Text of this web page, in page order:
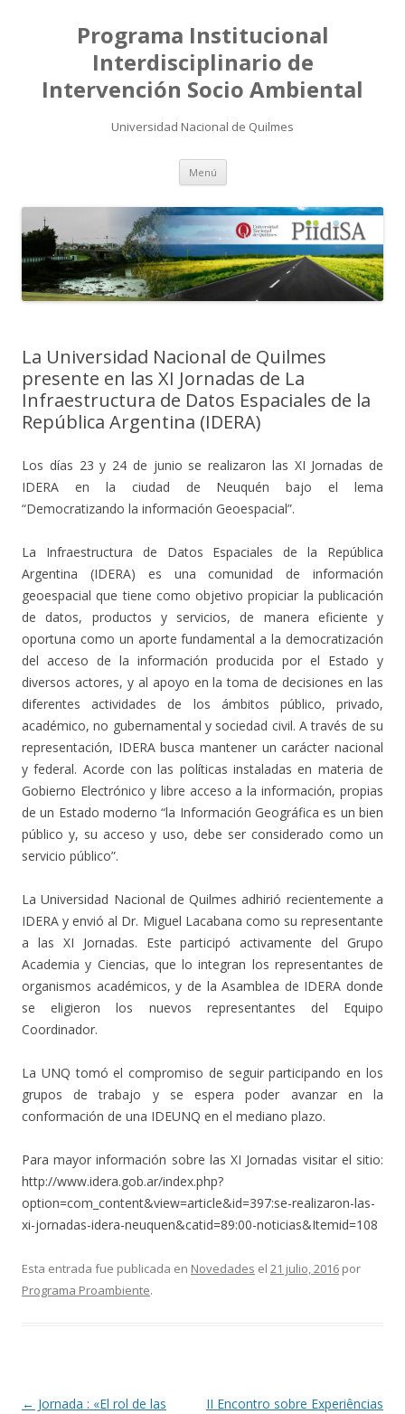
Programa Institucional
Interdisciplinario de
Intervención Socio Ambiental
Universidad Nacional de Quilmes
Menú Saltar
contenido
La Universidad Nacional de Quilmes
presente en las XI Jornadas de La
Infraestructura de Datos Espaciales de la
República Argentina (IDERA)
Los días 23 y 24 de junio se realizaron las XI Jornadas de
IDERA en la ciudad de Neuquén bajo el lema
“Democratizando la información Geoespacial”.
La Infraestructura de Datos Espaciales de la República
Argentina (IDERA) es una comunidad de información
geoespacial que tiene como objetivo propiciar la publicación
de datos, productos y servicios, de manera eficiente y
oportuna como un aporte fundamental a la democratización
del acceso de la información producida por el Estado y
diversos actores, y al apoyo en la toma de decisiones en las
diferentes actividades de los ámbitos público, privado,
académico, no gubernamental y sociedad civil. A través de su
representación, IDERA busca mantener un carácter nacional
y federal. Acorde con las políticas instaladas en materia de
Gobierno Electrónico y libre acceso a la información, propias
de un Estado moderno “la Información Geográfica es un bien
público y, su acceso y uso, debe ser considerado como un
servicio público”.
La Universidad Nacional de Quilmes adhirió recientemente a
IDERA y envió al Dr. Miguel Lacabana como su representante
a las XI Jornadas. Este participó activamente del Grupo
Academia y Ciencias, que lo integran los representantes de
organismos académicos, y de la Asamblea de IDERA donde
se eligieron los nuevos representantes del Equipo
Coordinador.
La UNQ tomó el compromiso de seguir participando en los
grupos de trabajo y se espera poder avanzar en la
conformación de una IDEUNQ en el mediano plazo.
Para mayor información sobre las XI Jornadas visitar el sitio:
http://www.idera.gob.ar/index.php?
option=com_content&view=article&id=397:se-realizaron-las-
xi-jornadas-idera-neuquen&catid=89:00-noticias&Itemid=108
Esta entrada fue publicada en Novedades el 21 julio, 2016 por
Programa Proambiente.
Navegación
← Jornada : «El rol de las
II Encontro sobre Experiências